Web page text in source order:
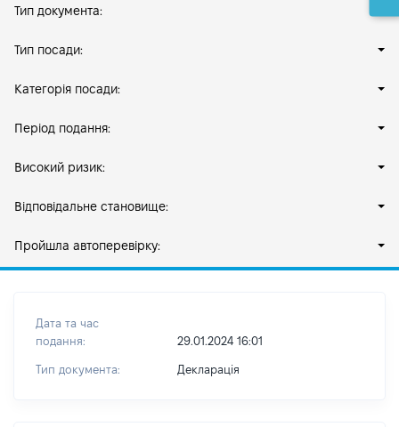
Тип документа:
Тип посади:
Категорія посади:
Період подання:
Високий ризик:
Відповідальне становище:
Пройшла автоперевірку:
Дата та час
подання:
29.01.2024 16:01
Тип документа: Декларація